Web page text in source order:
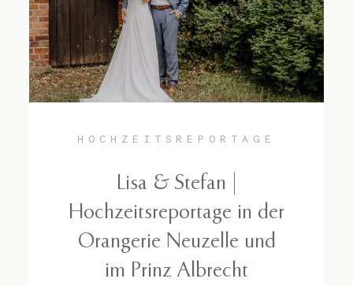
HOCHZEITSREPORTAGE
Lisa & Stefan |
Hochzeitsreportage in der
Orangerie Neuzelle und
im Prinz Albrecht